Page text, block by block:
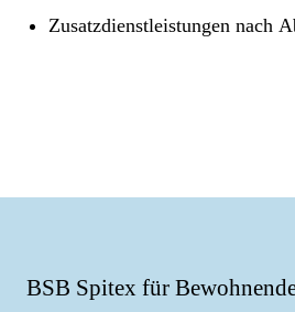
Zusatzdienstleistungen nach
BSB Spitex für